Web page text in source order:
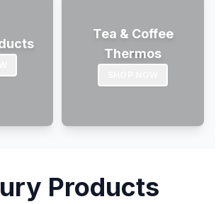
Tea & Coffee
Thermos
Products